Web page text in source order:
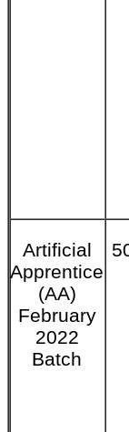
Artificial
Apprentice
(AA)
February
2022
Batch